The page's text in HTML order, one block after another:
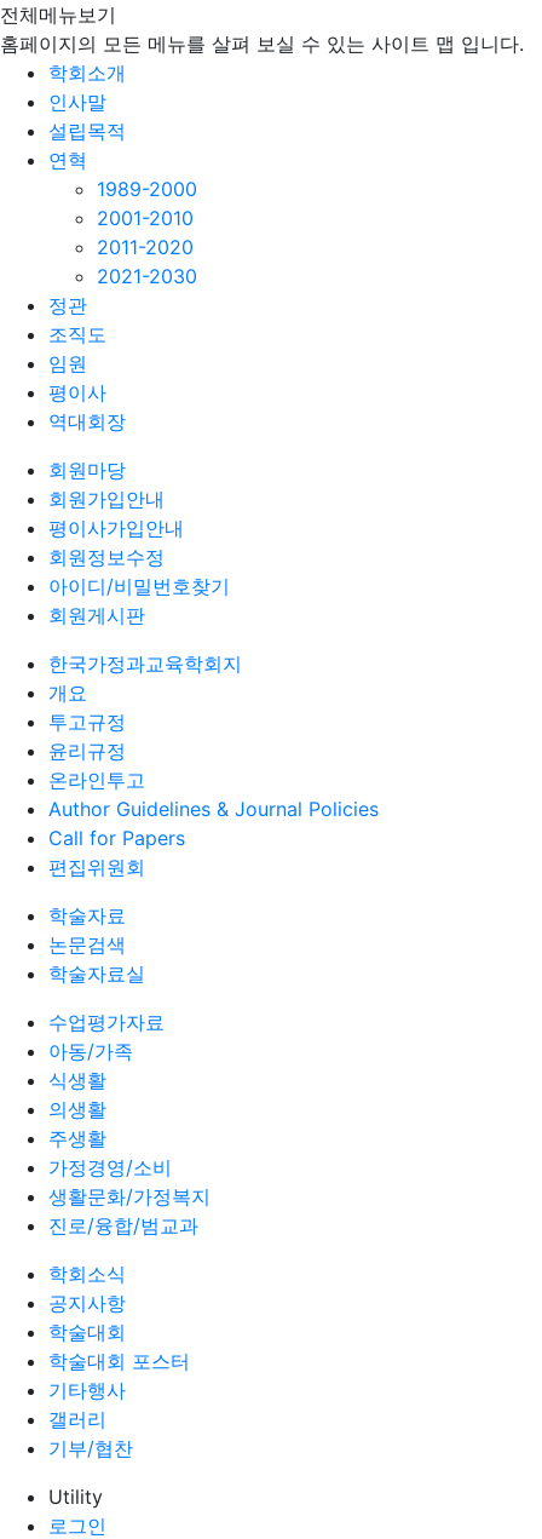
전체메뉴보기
홈페이지의 모든 메뉴를 살펴 보실 수 있는 사이트 맵 입니다.
학회소개
인사말
설립목적
연혁
1989-2000
2001-2010
2011-2020
2021-2030
정관
조직도
임원
평이사
역대회장
회원마당
회원가입안내
평이사가입안내
회원정보수정
아이디/비밀번호찾기
회원게시판
한국가정과교육학회지
개요
투고규정
윤리규정
온라인투고
Author Guidelines & Journal Policies
Call for Papers
편집위원회
학술자료
논문검색
학술자료실
수업평가자료
아동/가족
식생활
의생활
주생활
가정경영/소비
생활문화/가정복지
진로/융합/범교과
학회소식
공지사항
학술대회
학술대회 포스터
기타행사
갤러리
기부/협찬
Utility
로그인